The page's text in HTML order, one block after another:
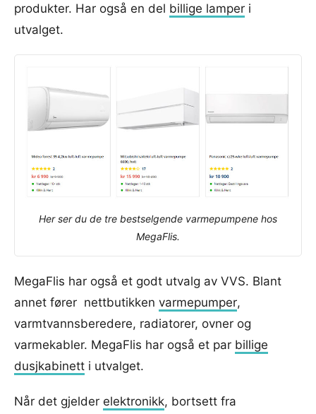
produkter. Har også en del billige lamper i
utvalget.
Her ser du de tre bestselgende varmepumpene hos
MegaFlis.
MegaFlis har også et godt utvalg av VVS. Blant
annet fører nettbutikken varmepumper,
varmtvannsberedere, radiatorer, ovner og
varmekabler. MegaFlis har også et par billige
dusjkabinett i utvalget.
Når det gjelder elektronikk, bortsett fra